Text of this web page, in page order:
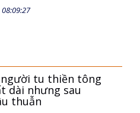
tu thiền tông
dài nhưng sau
thuẫn